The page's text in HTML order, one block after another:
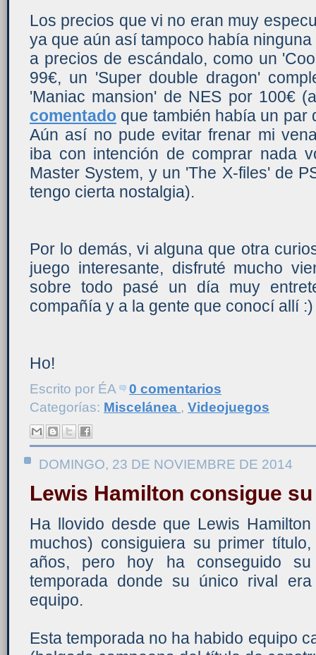
Los precios que vi no eran muy
ya que aún así tampoco había
a precios de escándalo, como un
99€, un 'Super double dragon'
'Maniac mansion' de NES por 100€
comentado que también había un par
Aún así no pude evitar frenar mi
iba con intención de comprar nada
Master System, y un 'The X-files' de
tengo cierta nostalgia).
Por lo demás, vi alguna que otra
juego interesante, disfruté mucho
sobre todo pasé un día muy
compañía y a la gente que conocí allí :)
Ho!
Escrito por ÉA
0 comentarios
Categorías: Miscelánea , Videojuegos
DOMINGO, 23 DE NOVIEMBRE DE 2014
Lewis Hamilton consigue su
Ha llovido desde que Lewis
muchos) consiguiera su primer
años, pero hoy ha conseguido
temporada donde su único rival
equipo.
Esta temporada no ha habido equipo